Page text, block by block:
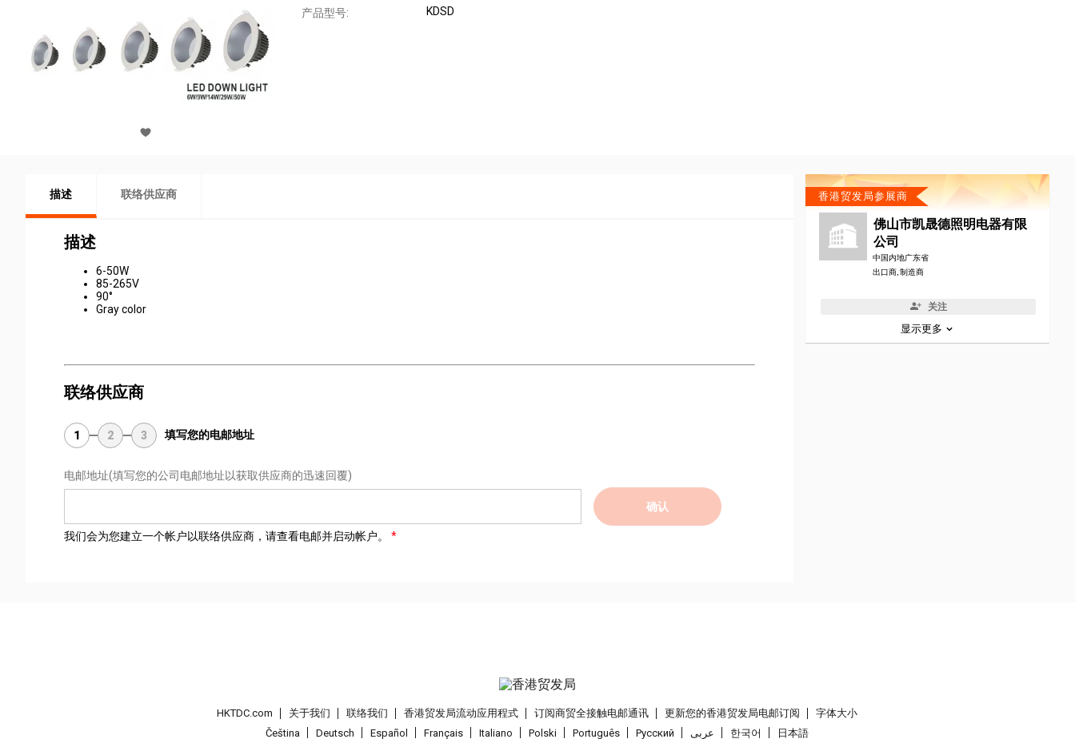
产品型号: KDSD
描述 联络供应商
描述
6-50W
85-265V
90°
Gray color
联络供应商
1 2 3 填写您的电邮地址
电邮地址(填写您的公司电邮地址以获取供应商的迅速回覆)
确认
我们会为您建立一个帐户以联络供应商，请查看电邮并启动帐户。
香港贸发局参展商
佛山市凯晟德照明电器有限
公司
中国内地广东省
出口商, 制造商
关注
显示更多
HKTDC.com 关于我们 联络我们 香港贸发局流动应用程式 订阅商贸全接触电邮通讯 更新您的香港贸发局电邮订阅
字体大小
Čeština
Deutsch Español Français Italiano Polski Português Pусский عربى 한국어 日本語